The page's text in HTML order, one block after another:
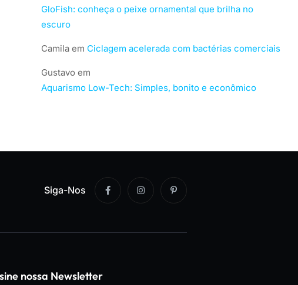
GloFish: conheça o peixe ornamental que brilha no
escuro
Camila em Ciclagem acelerada com bactérias comerciais
Gustavo em
Aquarismo Low-Tech: Simples, bonito e econômico
Siga-Nos
nossa Newsletter